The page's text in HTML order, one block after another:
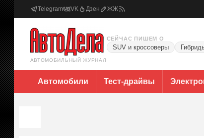
Telegram VK Дзен ЖЖ
АВТОМОБИЛЬНЫЙ ЖУРНАЛ
СЕЙЧАС ПИШЕМ О
SUV и кроссоверы
Автомобили Тест-драйвы